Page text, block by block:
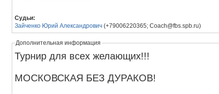
Судьи:
Зайченко Юрий Александрович (+79006220365; Coach@fbs.spb.ru)
Дополнительная информация
Турнир для всех желающих!!!
МОСКОВСКАЯ БЕЗ ДУРАКОВ!